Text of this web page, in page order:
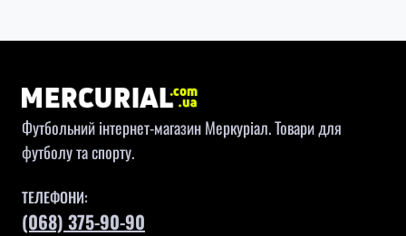
Футбольний інтернет-магазин Меркуріал. Товари для
футболу та спорту.
ТЕЛЕФОНИ:
(068) 375-90-90